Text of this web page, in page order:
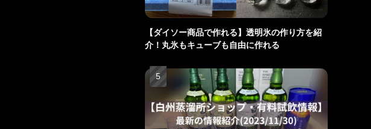
【ダイソー商品で作れる】透明氷の作り方を紹
介！丸氷もキューブも自由に作れる